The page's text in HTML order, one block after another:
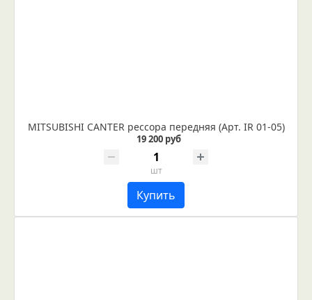
MITSUBISHI CANTER рессора передняя (Арт. IR 01-05)
19 200 руб
шт
Купить